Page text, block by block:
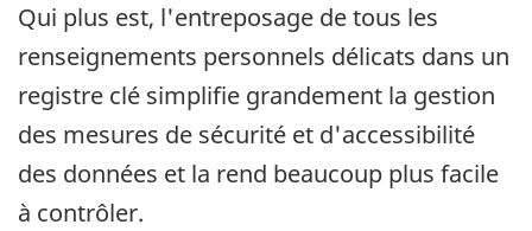
Qui plus est, l'entreposage de tous les
renseignements personnels délicats dans un
registre clé simplifie grandement la gestion
des mesures de sécurité et d'accessibilité
des données et la rend beaucoup plus facile
à contrôler.